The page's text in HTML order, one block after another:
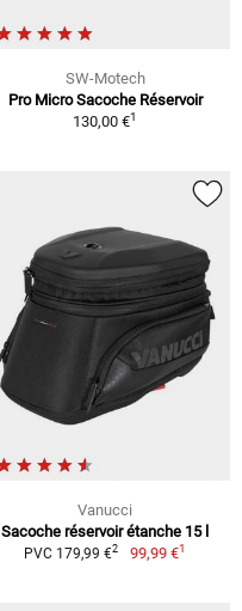
SW-Motech
Pro Micro Sacoche Réservoir
130,00 €1
Vanucci
Sacoche réservoir étanche 15 l
PVC 179,99 €2 99,99 €1